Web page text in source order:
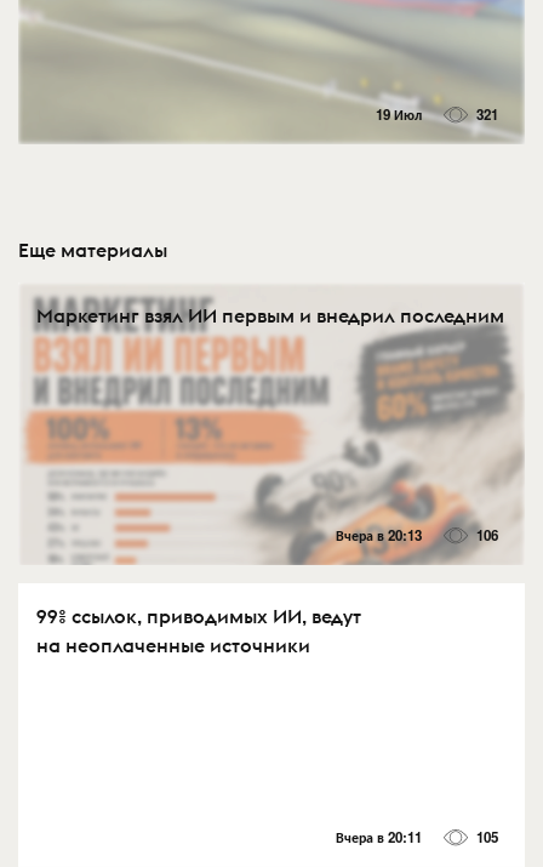
19 Июл 321
Еще материалы
Маркетинг взял ИИ первым и внедрил последним
Вчера в 20:13 106
99% ссылок, приводимых ИИ, ведут
на неоплаченные источники
Вчера в 20:11 105